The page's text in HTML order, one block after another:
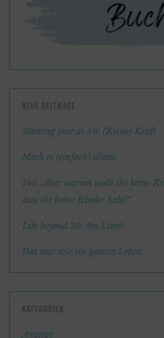
NEUE BEITRÄGE
Starting over at 38: (Keine) Kraft
Mach es (einfach) allein.
Von „Aber warum wollt ihr keine
dass ihr keine Kinder habt!“
Life beyond 30: Am Limit.
Das war wie ein ganzes Leben.
KATEGORIEN
Anzeige